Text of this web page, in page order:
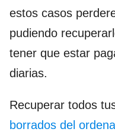
estos casos
pudiendo
tener que estar
diarias.
Recuperar todos
borrados del